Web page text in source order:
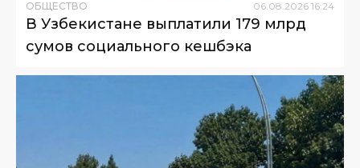
ОБЩЕСТВО 06 08 2026 16:24
В Узбекистане выплатили 179 млрд
сумов социального кешбэка